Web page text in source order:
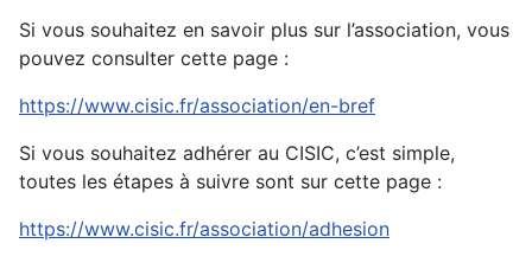
Si vous souhaitez en savoir plus sur l’association, vous
pouvez consulter cette page :
https://www.cisic.fr/association/en-bref
Si vous souhaitez adhérer au CISIC, c’est simple,
toutes les étapes à suivre sont sur cette page :
https://www.cisic.fr/association/adhesion